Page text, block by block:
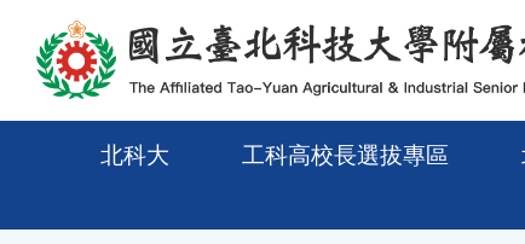
移至網頁之主要內容區位置
北科大 工科高校長選拔專區